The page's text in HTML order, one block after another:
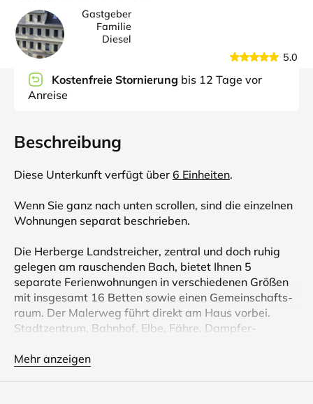
Gastgeber
Familie
Diesel
5.0
Kostenfreie Stornierung bis 12 Tage vor
Anreise
Beschreibung
Diese Unterkunft verfügt über 6 Einheiten.
Wenn Sie ganz nach unten scrollen, sind die einzelnen
Wohnungen separat beschrieben.
Die Herberge Landstreicher, zentral und doch ruhig
gelegen am rauschenden Bach, bietet Ihnen 5
separate Ferien­­wohnungen in verschiedenen Größen
mit insgesamt 16 Betten sowie einen Gemein­­schafts­­
raum. Der Malerweg führt direkt am Haus vorbei.
Stadtzentrum, Bahnhof, Elbe, Fähre, Dampfer­­
Mehr anzeigen